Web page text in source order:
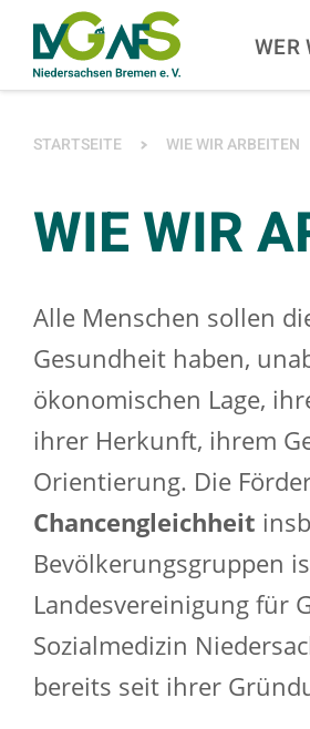
ZUM HAUPTINHALT SPRINGENWER
SIE BEFINDEN SICH HIER:
STARTSEITE WIE WIR ARBEITEN
WIE WIR
Alle Menschen sollen
Gesundheit haben,
ökonomischen Lage,
ihrer Herkunft, ihrem
Orientierung. Die
Chancengleichheit
Bevölkerungsgruppen
Landesvereinigung für
Sozialmedizin
bereits seit ihrer